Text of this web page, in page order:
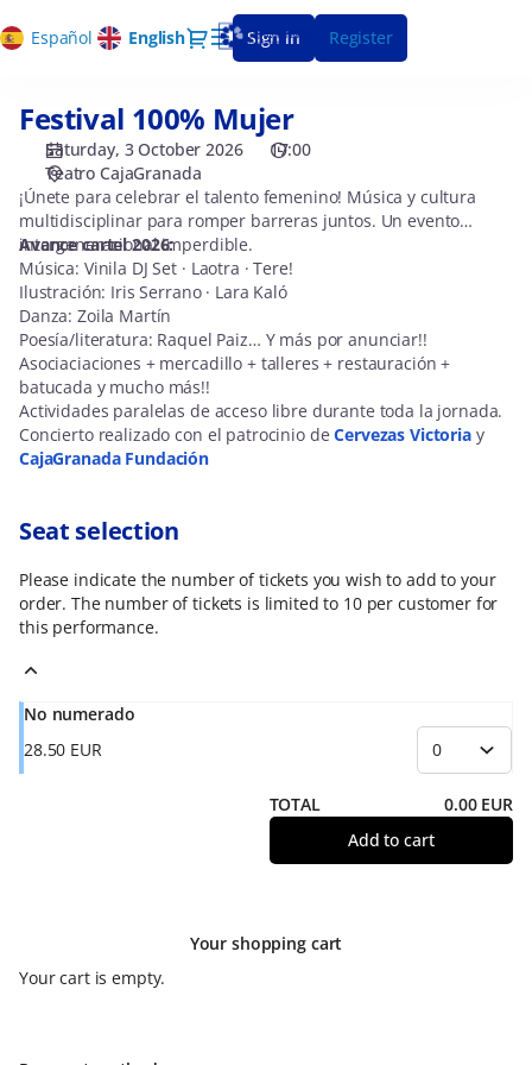
Español CurrentEnglish Dialog
Sign in Register
selection
03.10.2026
17:00
Festival
100%
Mujer]
CajaGranada
Fundación
Festival
100%
Mujer
Festival 100% Mujer
Saturday, 3 October 2026
17:00
Teatro CajaGranada
¡Únete para celebrar el talento femenino! Música y cultura
multidisciplinar para romper barreras juntos. Un evento
intergeneracional imperdible.
Avance cartel 2026:
Música: Vinila DJ Set · Laotra · Tere!
Ilustración: Iris Serrano · Lara Kaló
Danza: Zoila Martín
Poesía/literatura: Raquel Paiz… Y más por anunciar!!
Asociaciaciones + mercadillo + talleres + restauración +
batucada y mucho más!!
Actividades paralelas de acceso libre durante toda la jornada.
Concierto realizado con el patrocinio deCervezas Victoria y
CajaGranada Fundación
Seat selection
Please indicate the number of tickets you wish to add to your
order. The number of tickets is limited to 10 per customer for
this performance.
No numerado
28.50 EUR
TOTAL 0.00 EUR
Add to cart
Your shopping cart
Your cart is empty.